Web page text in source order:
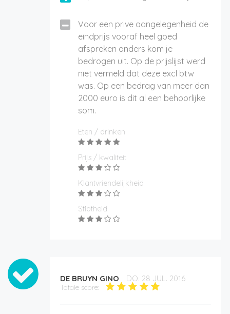
Voor een prive aangelegenheid de
eindprijs vooraf heel goed
afspreken anders kom je
bedrogen uit. Op de prijslijst werd
niet vermeld dat deze excl btw
was. Op een bedrag van meer dan
2000 euro is dit al een behoorlijke
som.
Eten / drinken
Prijs / kwaliteit
Klantvriendelijkheid
Stiptheid
DE BRUYN GINO DO. 28 JUL. 2016
Totale score: